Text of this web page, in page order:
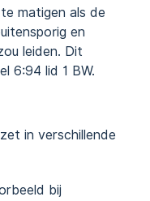
matigen als de
en
leiden. Dit
6:94 lid 1 BW.
in verschillende
bij